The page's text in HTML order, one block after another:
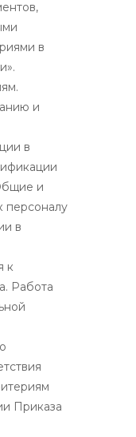
в
и
в
и
персоналу
в
к
Работа
Приказа